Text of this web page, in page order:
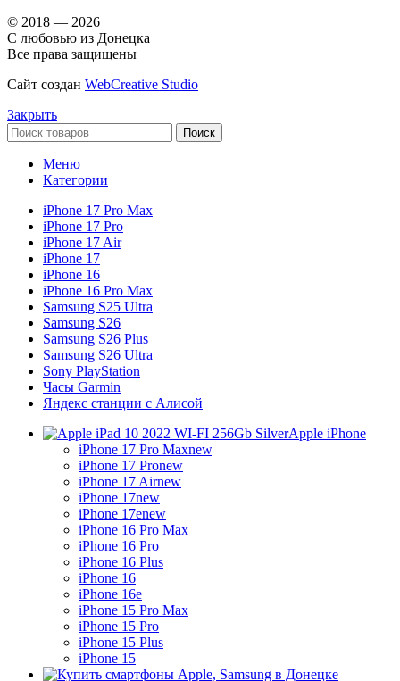
© 2018 — 2026
С любовью из Донецка
Все права защищены
Сайт создан WebCreative Studio
Закрыть
Поиск
Меню
Категории
iPhone 17 Pro Max
iPhone 17 Pro
iPhone 17 Air
iPhone 17
iPhone 16
iPhone 16 Pro Max
Samsung S25 Ultra
Samsung S26
Samsung S26 Plus
Samsung S26 Ultra
Sony PlayStation
Часы Garmin
Яндекс станции с Алисой
Apple iPhone
iPhone 17 Pro Maxnew
iPhone 17 Pronew
iPhone 17 Airnew
iPhone 17new
iPhone 17enew
iPhone 16 Pro Max
iPhone 16 Pro
iPhone 16 Plus
iPhone 16
iPhone 16e
iPhone 15 Pro Max
iPhone 15 Pro
iPhone 15 Plus
iPhone 15